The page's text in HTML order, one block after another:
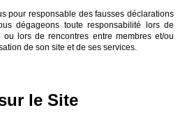
pour responsable des fausses déclarations
dégageons toute responsabilité lors de
ou lors de rencontres entre membres et/ou
de son site et de ses services.
le Site